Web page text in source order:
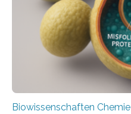
Biowissenschaften Chemie